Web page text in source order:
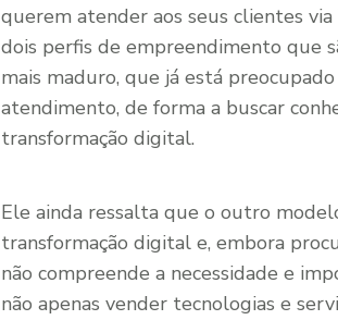
querem atender aos seus clientes
dois perfis de empreendimento que
mais maduro, que já está
atendimento, de forma a buscar
transformação digital.
Ele ainda ressalta que o outro
transformação digital e, embora
não compreende a necessidade e
não apenas vender tecnologias e